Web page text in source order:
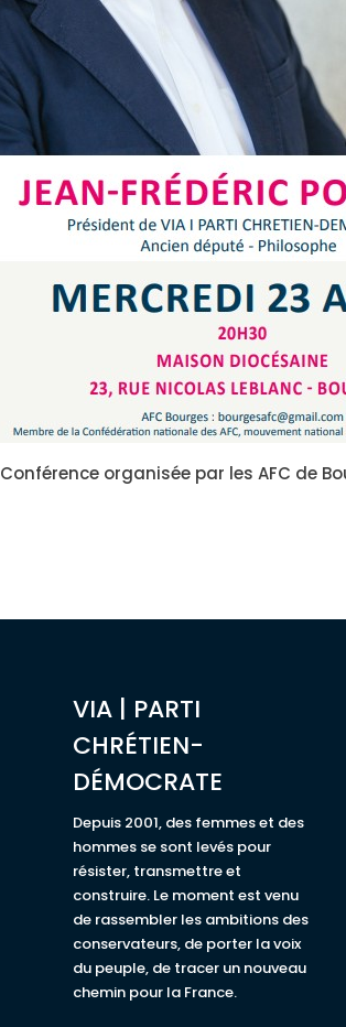
Conférence organisée par les AFC de
VIA | PARTI
CHRÉTIEN-
DÉMOCRATE
Depuis 2001, des femmes et des
hommes se sont levés pour
résister, transmettre et
construire. Le moment est venu
de rassembler les ambitions des
conservateurs, de porter la voix
du peuple, de tracer un nouveau
chemin pour la France.